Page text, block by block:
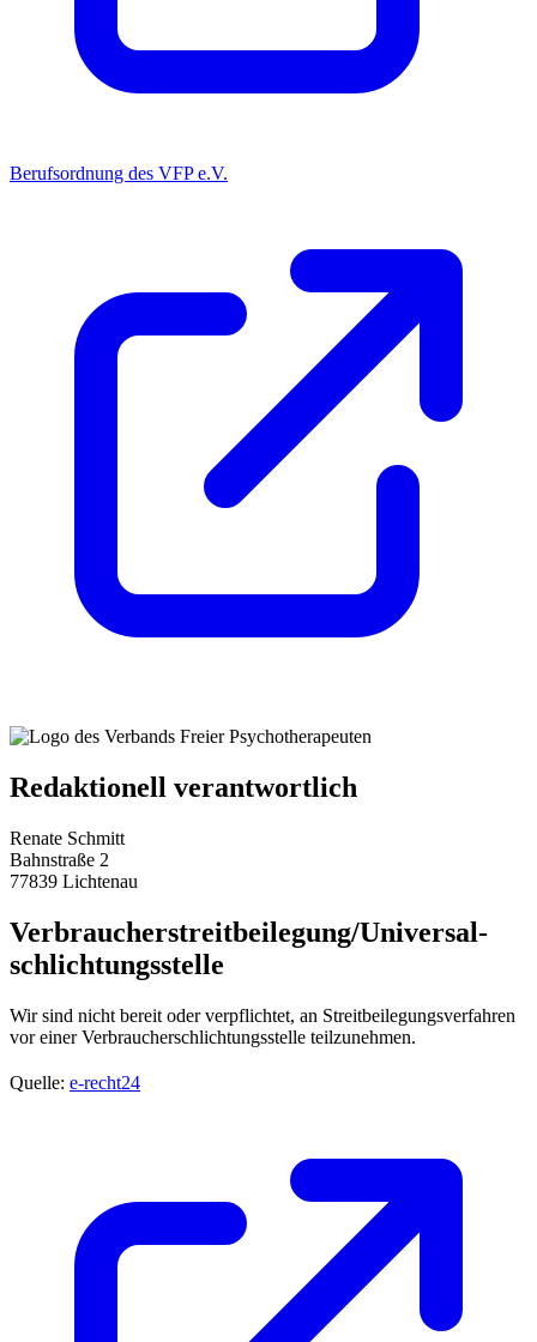
Berufsordnung des VFP e.V.
Redaktionell verantwortlich
Renate Schmitt
Bahnstraße 2
77839 Lichtenau
Verbraucher­streit­beilegung/Universal­
schlichtungs­stelle
Wir sind nicht bereit oder verpflichtet, an Streitbeilegungsverfahren
vor einer Verbraucherschlichtungsstelle teilzunehmen.
Quelle: e-recht24